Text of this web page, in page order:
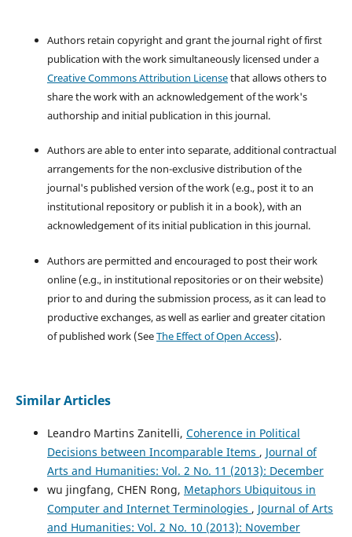
Authors retain copyright and grant the journal right of first
publication with the work simultaneously licensed under a
Creative Commons Attribution Licensethat allows others to
share the work with an acknowledgement of the work's
authorship and initial publication in this journal.
Authors are able to enter into separate, additional contractual
arrangements for the non-exclusive distribution of the
journal's published version of the work (e.g., post it to an
institutional repository or publish it in a book), with an
acknowledgement of its initial publication in this journal.
Authors are permitted and encouraged to post their work
online (e.g., in institutional repositories or on their website)
prior to and during the submission process, as it can lead to
productive exchanges, as well as earlier and greater citation
of published work (SeeThe Effect of Open Access).
Similar Articles
Leandro Martins Zanitelli, Coherence in Political
Decisions between Incomparable Items , Journal of
Arts and Humanities: Vol. 2 No. 11 (2013): December
wu jingfang, CHEN Rong, Metaphors Ubiquitous in
Computer and Internet Terminologies , Journal of Arts
and Humanities: Vol. 2 No. 10 (2013): November